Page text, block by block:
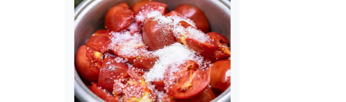
Kaygana Tarifi
Dakikada Dondurma
Yapmanın Püf